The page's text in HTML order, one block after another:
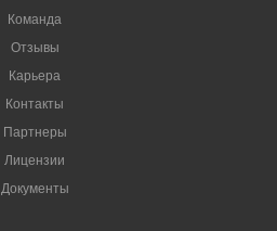
Команда
Отзывы
Карьера
Контакты
Партнеры
Лицензии
Документы